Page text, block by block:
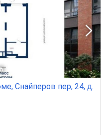
Снайперов пер, 24, д.